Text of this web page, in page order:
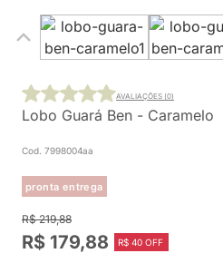
Lobo Guará Ben - Caramelo
Cod. 7998004aa
pronta entrega
AVALIAÇÕES (0)
R$ 219,88
R$ 179,88 R$ 40 OFF